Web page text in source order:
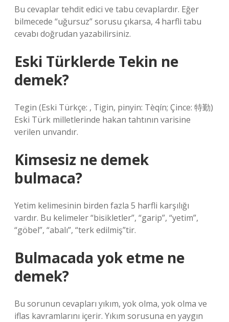
Bu cevaplar tehdit edici ve tabu cevaplardır. Eğer
bilmecede “uğursuz” sorusu çıkarsa, 4 harfli tabu
cevabı doğrudan yazabilirsiniz.
Eski Türklerde Tekin ne
demek?
Tegin (Eski Türkçe: , Tigin, pinyin: Tèqín; Çince: 特勤)
Eski Türk milletlerinde hakan tahtının varisine
verilen unvandır.
Kimsesiz ne demek
bulmaca?
Yetim kelimesinin birden fazla 5 harfli karşılığı
vardır. Bu kelimeler “bisikletler”, “garip”, “yetim”,
“göbel”, “abalı”, “terk edilmiş”tir.
Bulmacada yok etme ne
demek?
Bu sorunun cevapları yıkım, yok olma, yok olma ve
iflas kavramlarını içerir. Yıkım sorusuna en yaygın